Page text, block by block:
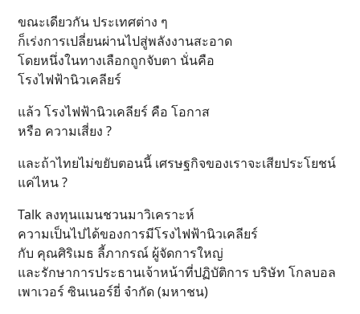
ขณะเดียวกัน ประเทศต่าง ๆ
ก็เร่งการเปลี่ยนผ่านไปสู่พลังงานสะอาด
โดยหนึ่งในทางเลือกถูกจับตา นั่นคือ
โรงไฟฟ้านิวเคลียร์
แล้ว โรงไฟฟ้านิวเคลียร์ คือ โอกาส
หรือ ความเสี่ยง ?
และถ้าไทยไม่ขยับตอนนี้ เศรษฐกิจของเราจะเสียประโยชน์
แค่ไหน ?
Talk ลงทุนแมนชวนมาวิเคราะห์
ความเป็นไปได้ของการมีโรงไฟฟ้านิวเคลียร์
กับ คุณศิริเมธ ลี้ภากรณ์ ผู้จัดการใหญ่
และรักษาการประธานเจ้าหน้าที่ปฏิบัติการ บริษัท โกลบอล
เพาเวอร์ ซินเนอร์ยี่ จํากัด (มหาชน)